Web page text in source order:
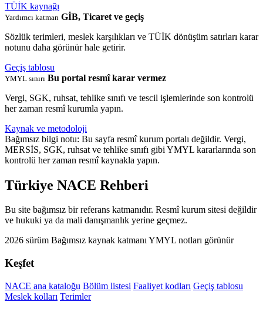
TÜİK kaynağı
Yardımcı katman GİB, Ticaret ve geçiş
Sözlük terimleri, meslek karşılıkları ve TÜİK dönüşüm satırları karar
notunu daha görünür hale getirir.
Geçiş tablosu
YMYL sınırı Bu portal resmî karar vermez
Vergi, SGK, ruhsat, tehlike sınıfı ve tescil işlemlerinde son kontrolü
her zaman resmî kurumla yapın.
Kaynak ve metodoloji
Bağımsız bilgi notu: Bu sayfa resmî kurum portalı değildir. Vergi,
MERSİS, SGK, ruhsat ve tehlike sınıfı gibi YMYL kararlarında son
kontrolü her zaman resmî kaynakla yapın.
Türkiye NACE Rehberi
Bu site bağımsız bir referans katmanıdır. Resmî kurum sitesi değildir
ve hukuki ya da mali danışmanlık yerine geçmez.
2026 sürüm Bağımsız kaynak katmanıYMYL notları görünür
Keşfet
NACE ana kataloğu Bölüm listesi Faaliyet kodları Geçiş tablosu
Meslek kolları Terimler